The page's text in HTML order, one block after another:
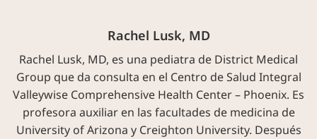
Rachel Lusk, MD
Rachel Lusk, MD, es una pediatra de District Medical
Group que da consulta en el Centro de Salud Integral
Valleywise Comprehensive Health Center – Phoenix. Es
profesora auxiliar en las facultades de medicina de
University of Arizona y Creighton University. Después